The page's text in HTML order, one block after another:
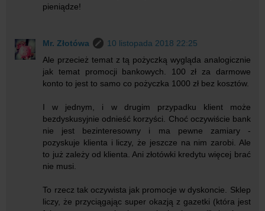
pieniądze!
Mr. Złotówa
10 listopada 2018 22:25
Ale przecież temat z tą pożyczką wygląda analogicznie
jak temat promocji bankowych. 100 zł za darmowe
konto to jest to samo co pożyczka 1000 zł bez kosztów.
I w jednym, i w drugim przypadku klient może
bezdyskusyjnie odnieść korzyści. Choć oczywiście bank
nie jest bezinteresowny i ma pewne zamiary -
pozyskuje klienta i liczy, że jeszcze na nim zarobi. Ale
to już zależy od klienta. Ani złotówki kredytu więcej brać
nie musi.
To rzecz tak oczywista jak promocje w dyskoncie. Sklep
liczy, że przyciągając super okazją z gazetki (która jest